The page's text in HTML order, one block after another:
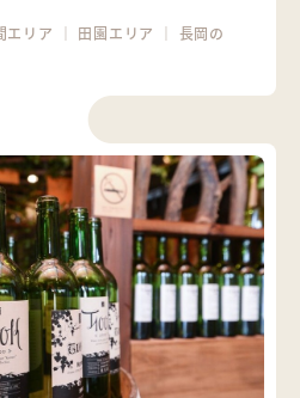
エリア ｜ 田園エリア ｜ 長岡の